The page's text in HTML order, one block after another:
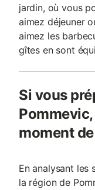
jardin, où vous
aimez déjeuner
aimez les
gîtes en sont
Si vous
moment
En analysant les
la région de